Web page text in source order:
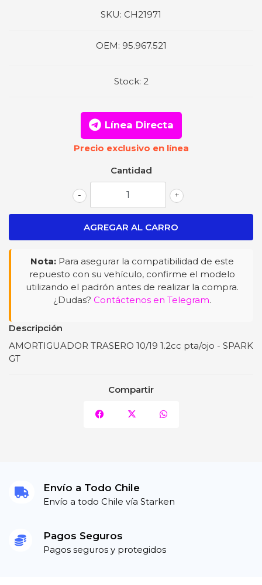
SKU: CH21971
OEM: 95.967.521
Stock: 2
Línea Directa
Precio exclusivo en línea
Cantidad
+
-
Nota: Para asegurar la compatibilidad de este
repuesto con su vehículo, confirme el modelo
utilizando el padrón antes de realizar la compra.
¿Dudas? Contáctenos en Telegram.
Descripción
AMORTIGUADOR TRASERO 10/19 1.2cc pta/ojo - SPARK
GT
Compartir
Envío a Todo Chile
Envío a todo Chile vía Starken
Pagos Seguros
Pagos seguros y protegidos